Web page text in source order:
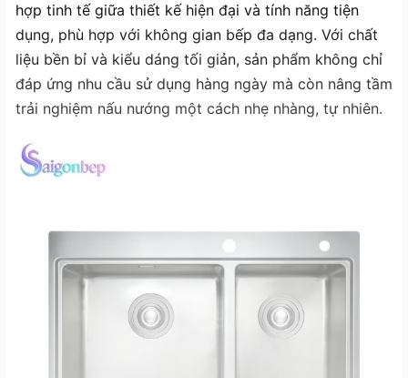
hợp tinh tế giữa thiết kế hiện đại và tính năng tiện
dụng, phù hợp với không gian bếp đa dạng. Với chất
liệu bền bỉ và kiểu dáng tối giản, sản phẩm không chỉ
đáp ứng nhu cầu sử dụng hàng ngày mà còn nâng tầm
trải nghiệm nấu nướng một cách nhẹ nhàng, tự nhiên.